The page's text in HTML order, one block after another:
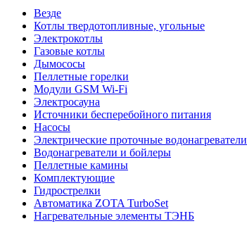
Везде
Котлы твердотопливные, угольные
Электрокотлы
Газовые котлы
Дымососы
Пеллетные горелки
Модули GSM Wi-Fi
Электросауна
Источники бесперебойного питания
Насосы
Электрические проточные водонагреватели
Водонагреватели и бойлеры
Пеллетные камины
Комплектующие
Гидрострелки
Автоматика ZOTA TurboSet
Нагревательные элементы ТЭНБ